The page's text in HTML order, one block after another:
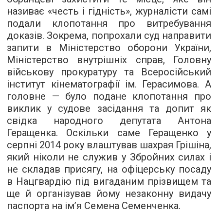
називає «честь і гідність», журналісти самі
подали клопотання про витребування
доказів. Зокрема, попрохали суд направити
запити в Міністерство оборони України,
Міністерство внутрішніх справ, Головну
військову прокуратуру та Всеросійський
інститут кінематографії ім. Герасимова. А
головне — було подане клопотання про
виклик у судове засідання та допит як
свідка народного депутата Антона
Геращенка. Оскільки саме Геращенко у
серпні 2014 року влаштував шахрая Грішіна,
який ніколи не служив у Збройних силах і
не складав присягу, на офіцерську посаду
в Нацгвардію під вигаданим прізвищем та
ще й організував йому незаконну видачу
паспорта на ім’я Семена Семенченка.